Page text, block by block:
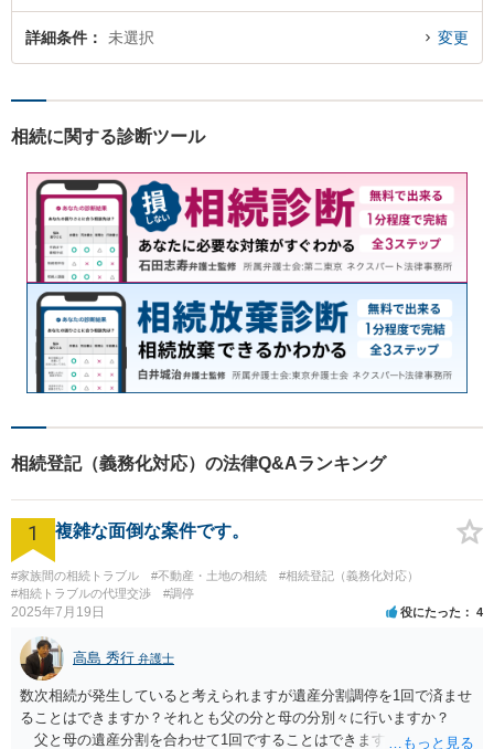
詳細条件 未選択 変更
相続に関する診断ツール
相続登記（義務化対応）の法律Q&Aランキング
1 複雑な面倒な案件です。
#家族間の相続トラブル #不動産・土地の相続
#相続登記（義務化対応）
#相続トラブルの代理交渉
#調停
2025年7月19日 役にたった 4
高島 秀行 弁護士
数次相続が発生していると考えられますが遺産分割調停を1回で済ませ
ることはできますか？それとも父の分と母の分別々に行いますか？
父と母の遺産分割を合わせて1回ですることはできます。 お金がな